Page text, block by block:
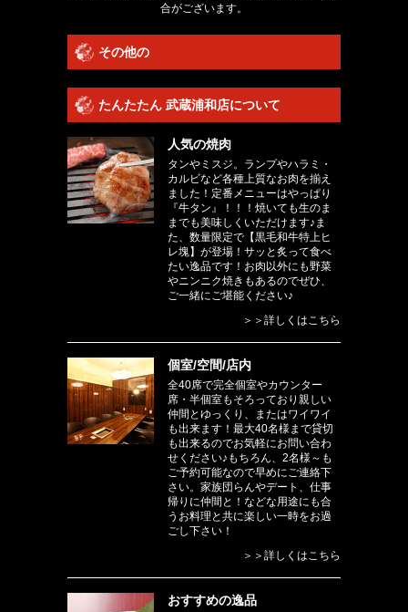
合がございます。
その他の
たんたたん 武蔵浦和店について
人気の焼肉
タンやミスジ。ランプやハラミ・
カルビなど各種上質なお肉を揃え
ました！定番メニューはやっぱり
『牛タン』！！！焼いても生のま
までも美味しくいただけます♪ま
た、数量限定で【黒毛和牛特上ヒ
レ塊】が登場！サッと炙って食べ
たい逸品です！お肉以外にも野菜
やニンニク焼きもあるのでぜひ、
ご一緒にご堪能ください♪
＞＞詳しくはこちら
個室/空間/店内
全40席で完全個室やカウンター
席・半個室もそろっており親しい
仲間とゆっくり、またはワイワイ
も出来ます！最大40名様まで貸切
も出来るのでお気軽にお問い合わ
せください♪もちろん、2名様～も
ご予約可能なので早めにご連絡下
さい。家族団らんやデート、仕事
帰りに仲間と！などな用途にも合
うお料理と共に楽しい一時をお過
ごし下さい！
＞＞詳しくはこちら
おすすめの逸品